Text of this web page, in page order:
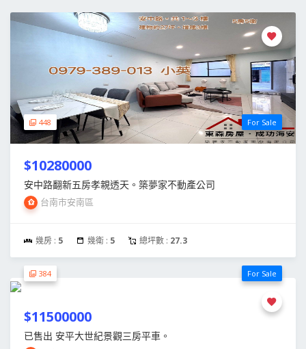
448 For Sale
$10280000
安中路翻新五房孝親透天。築夢家不動產公司
台南市安南區
幾房 : 5 幾衛 : 5 總坪數 : 27.3
384 For Sale
$11500000
已售出 安平大世紀景觀三房平車。